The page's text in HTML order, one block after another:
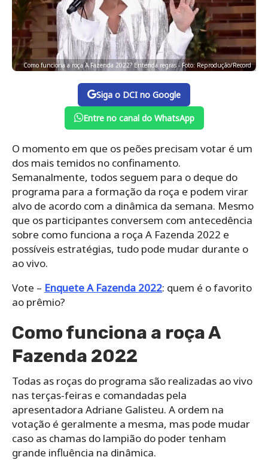
Como funciona a roça A Fazenda 2022? Entenda regras - Foto: Reprodução/Record
Siga o DCI no Google
Entre no canal do WhatsApp
O momento em que os peões precisam votar é um
dos mais temidos no confinamento.
Semanalmente, todos seguem para o deque do
programa para a formação da roça e podem virar
alvo de acordo com a dinâmica da semana. Mesmo
que os participantes conversem com antecedência
sobre como funciona a roça A Fazenda 2022 e
possíveis estratégias, tudo pode mudar durante o
ao vivo.
Vote – Enquete A Fazenda 2022: quem é o favorito
ao prêmio?
Como funciona a roça A
Fazenda 2022
Todas as roças do programa são realizadas ao vivo
nas terças-feiras e comandadas pela
apresentadora Adriane Galisteu. A ordem na
votação é geralmente a mesma, mas pode mudar
caso as chamas do lampião do poder tenham
grande influência na dinâmica.